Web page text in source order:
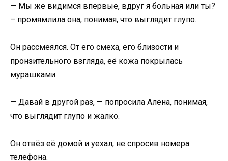
— Мы же видимся впервые, вдруг я больная или ты?
– промямлила она, понимая, что выглядит глупо.
Он рассмеялся. От его смеха, его близости и
пронзительного взгляда, её кожа покрылась
мурашками.
— Давай в другой раз, — попросила Алёна, понимая,
что выглядит глупо и жалко.
Он отвёз её домой и уехал, не спросив номера
телефона.